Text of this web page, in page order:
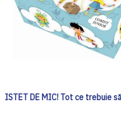
ISTET DE MIC! Tot ce trebuie